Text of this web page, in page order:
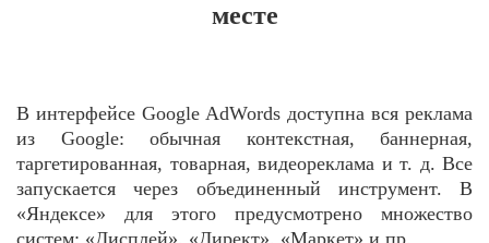
месте
В интерфейсе Google AdWords доступна вся реклама
из Google: обычная контекстная, баннерная,
таргетированная, товарная, видеореклама и т. д. Все
запускается через объединенный инструмент. В
«Яндексе» для этого предусмотрено множество
систем: «Дисплей», «Директ», «Маркет» и пр.